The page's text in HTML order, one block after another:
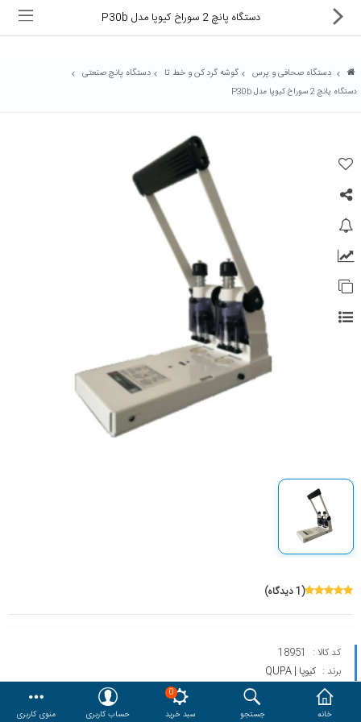
تجهیزات فروشگاهی و بانکی
دستگاه صحافی و پرس
ماشین حساب
هدایا و ست مدیریتی
مقایسه
دسترسی کاربری
خانه جستجو
0
سبد خرید
حساب کاربری منوی کاربری
دستگاه پانچ 2 سوراخ کیوپا مدل P30b
دستگاه صحافی و پرس گوشه گرد کن و خط تا دستگاه پانچ صنعتی
دستگاه پانچ 2 سوراخ کیوپا مدل P30b
(1 دیدگاه)
کد کالا :
برند : کیوپا | QUPA
مدل :